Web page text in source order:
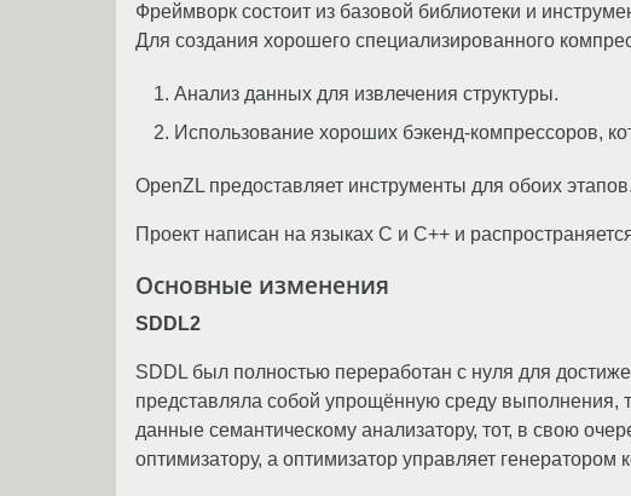
Фреймворк состоит из базовой библиотеки и
Для создания хорошего специализированного
Анализ данных для извлечения структуры.
Использование хороших бэкенд-компрессоров,
OpenZL предоставляет инструменты для обоих этапов.
Проект написан на языках C и C++ и
Основные изменения
SDDL2
SDDL был полностью переработан с нуля для
представляла собой упрощённую среду выполнения,
данные семантическому анализатору, тот, в свою
оптимизатору, а оптимизатор управляет